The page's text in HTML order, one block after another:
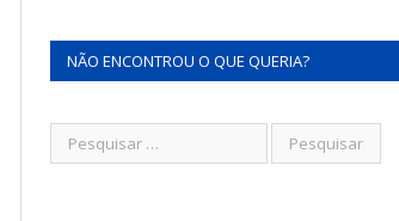
NÃO ENCONTROU O QUE QUERIA?